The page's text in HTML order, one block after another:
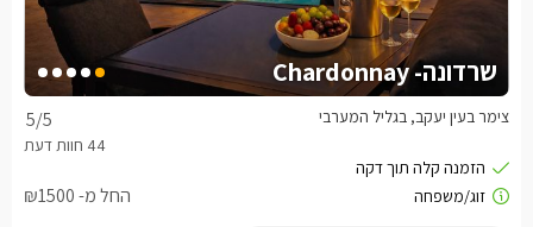
שרדונה- Chardonnay
5/5 צימר בעין יעקב, בגליל המערבי
החל מ- ₪1500